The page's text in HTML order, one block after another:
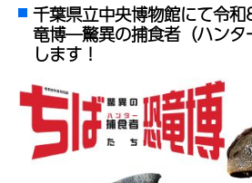
千葉県立中央博物館にて令
竜博―驚異の捕食者（ハン
します！